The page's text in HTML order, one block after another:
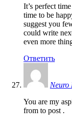
It’s perfect
time to be
suggest you
could write
even more
Ответить
Neuro
You are my
from to post .